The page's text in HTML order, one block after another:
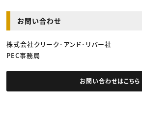
お問い合わせ
株式会社クリーク･アンド･リバー社
PEC事務局
お問い合わせはこちら